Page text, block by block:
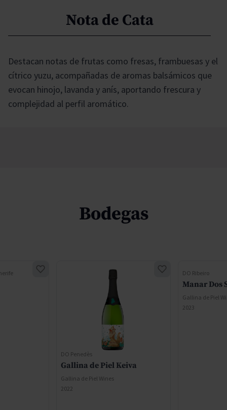
Nota de Cata
Destacan notas de frutas como fresas, frambuesas y el
cítrico yuzu, acompañadas de aromas balsámicos que
evocan hinojo, lavanda y anís, aportando frescura y
complejidad al perfil aromático.
Bodegas
DO Penedès
Gallina de Piel Keiva
Gallina de Piel Wines
2022
DO Ribeiro
Manar Dos
Gallina de Piel
2023